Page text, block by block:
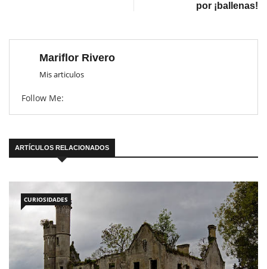
por ¡ballenas!
Mariflor Rivero
Mis articulos
Follow Me:
ARTÍCULOS RELACIONADOS
CURIOSIDADES